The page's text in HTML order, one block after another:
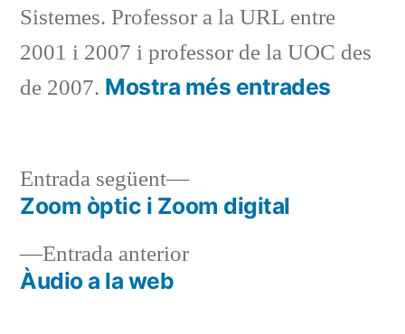
Sistemes. Professor a la URL entre
2001 i 2007 i professor de la UOC des
de 2007. Mostra més entrades
Navegació
d'entrades
Entrada anteriorEntrada
Àudio a la web
Entrada següent
Entrada
següent:
Zoom òptic i Zoom digital